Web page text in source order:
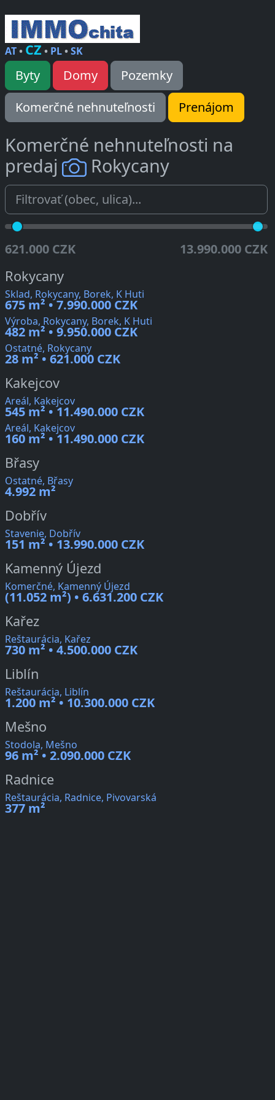
AT• CZ • PL•SK
Byty Domy
Pozemky
Komerčné nehnuteľnosti
Prenájom
Komerčné nehnuteľnosti na
predaj
Rokycany
621.000 CZK 13.990.000 CZK
Rokycany
Sklad, Rokycany, Borek, K Huti
675 m² • 7.990.000 CZK
Výroba, Rokycany, Borek, K Huti
482 m² • 9.950.000 CZK
Ostatné, Rokycany
28 m² • 621.000 CZK
Kakejcov
Areál, Kakejcov
545 m² • 11.490.000 CZK
Areál, Kakejcov
160 m² • 11.490.000 CZK
Břasy
Ostatné, Břasy
4.992 m²
Dobřív
Stavenie, Dobřív
151 m² • 13.990.000 CZK
Kamenný Újezd
Komerčné, Kamenný Újezd
(11.052 m²) • 6.631.200 CZK
Kařez
Reštaurácia, Kařez
730 m² • 4.500.000 CZK
Liblín
Reštaurácia, Liblín
1.200 m² • 10.300.000 CZK
Mešno
Stodola, Mešno
96 m² • 2.090.000 CZK
Radnice
Reštaurácia, Radnice, Pivovarská
377 m²